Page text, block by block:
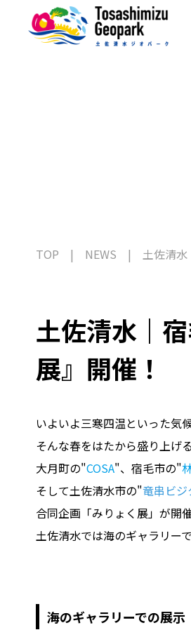
TOP NEWS 土佐清
土佐清水｜
展』開催！
いよいよ三寒四温といった気
そんな春をはたから盛り上げる
大月町の"COSA"、宿毛市の"
そして土佐清水市の"竜串ビ
合同企画「みりょく展」が開
土佐清水では海のギャラリー
海のギャラリーでの展示